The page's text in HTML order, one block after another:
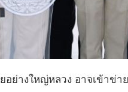
อย่างใหญ่หลวง อาจเข้าข่